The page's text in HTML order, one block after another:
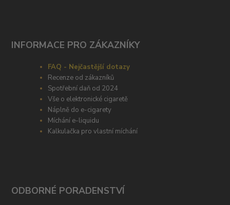
INFORMACE PRO ZÁKAZNÍKY
FAQ - Nejčastější dotazy
Recenze od zákazníků
Spotřební daň od 2024
Vše o elektronické cigaretě
Náplně do e-cigarety
Míchání e-liquidu
Kalkulačka pro vlastní míchání
ODBORNÉ PORADENSTVÍ